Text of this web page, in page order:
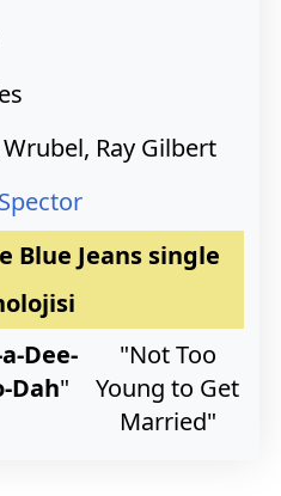
Ray Gilbert
Blue Jeans single
Dee-
Dah"
"Not Too
Young to Get
Married"